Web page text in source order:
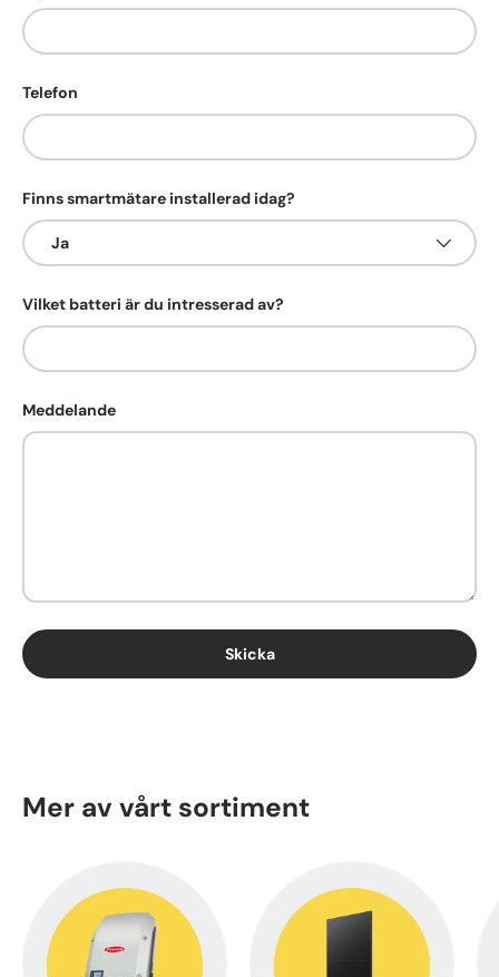
Telefon
Finns smartmätare installerad idag?
Vilket batteri är du intresserad av?
Meddelande
Skicka
Mer av vårt sortiment